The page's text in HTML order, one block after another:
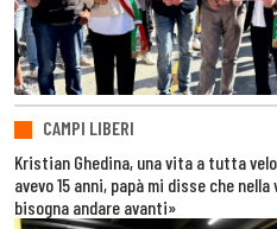
CAMPI LIBERI
Kristian Ghedina, una vita a tutta
avevo 15 anni, papà mi disse che
bisogna andare avanti»